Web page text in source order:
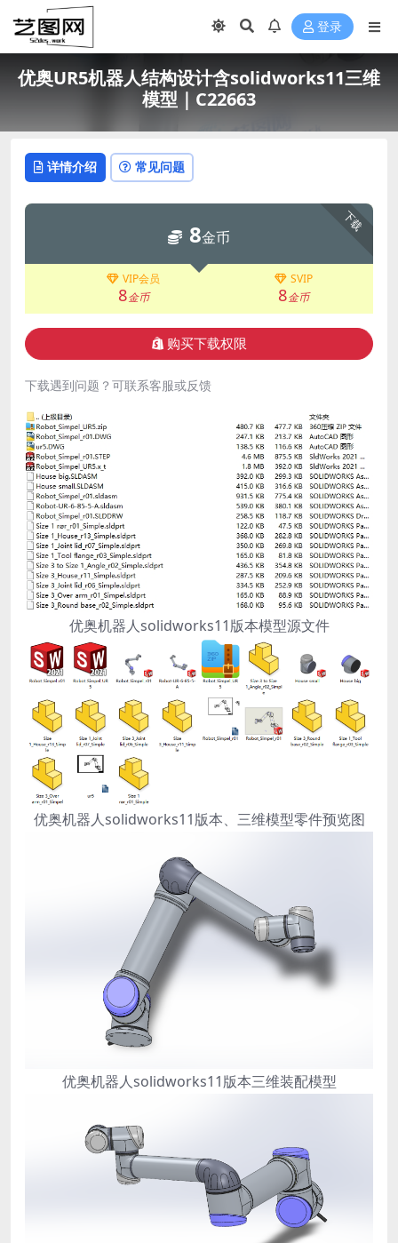
登录
优奥UR5机器人结构设计含solidworks11三维
模型｜C22663
详情介绍 常见问题
下载
8金币
VIP会员
8金币
SVIP
8金币
购买下载权限
下载遇到问题？可联系客服或反馈
优奥机器人solidworks11版本模型源文件
优奥机器人solidworks11版本、三维模型零件预览图
优奥机器人solidworks11版本三维装配模型